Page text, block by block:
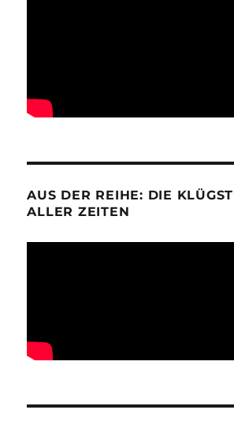
AUS DER REIHE: DIE
ALLER ZEITEN